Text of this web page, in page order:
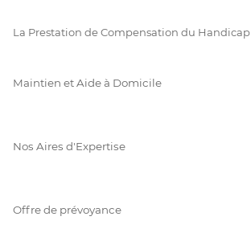
La Prestation de Compensation du Handicap
Maintien et Aide à Domicile
Nos Aires d'Expertise
Offre de prévoyance